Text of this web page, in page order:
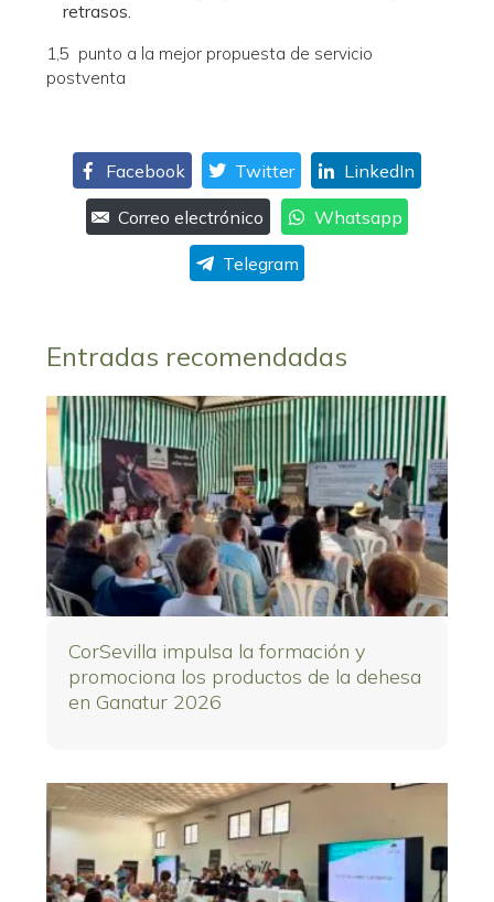
retrasos.
1,5 punto a la mejor propuesta de servicio
postventa
Facebook Twitter LinkedIn
Correo electrónico Whatsapp
Telegram
Entradas recomendadas
CorSevilla impulsa la formación y
promociona los productos de la dehesa
en Ganatur 2026